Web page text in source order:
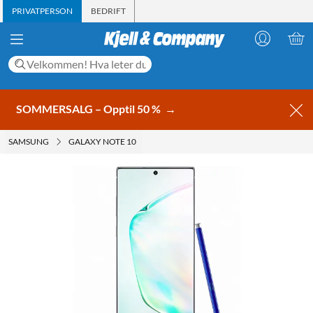
PRIVATPERSON BEDRIFT
SOMMERSALG – Opptil 50 % →
SAMSUNG GALAXY NOTE 10